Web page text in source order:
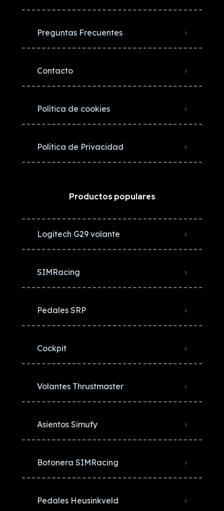
Preguntas Frecuentes
Contacto
Política de cookies
Política de Privacidad
Productos populares
Logitech G29 volante
SIMRacing
Pedales SRP
Cockpit
Volantes Thrustmaster
Asientos Simufy
Botonera SIMRacing
Pedales Heusinkveld